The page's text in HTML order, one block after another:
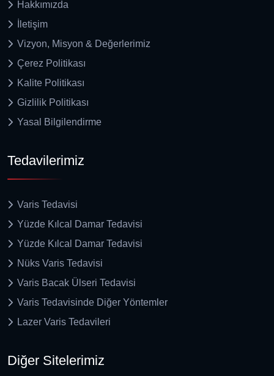
Hakkımızda
İletişim
Vizyon, Misyon & Değerlerimiz
Çerez Politikası
Kalite Politikası
Gizlilik Politikası
Yasal Bilgilendirme
Tedavilerimiz
Varis Tedavisi
Yüzde Kılcal Damar Tedavisi
Yüzde Kılcal Damar Tedavisi
Nüks Varis Tedavisi
Varis Bacak Ülseri Tedavisi
Varis Tedavisinde Diğer Yöntemler
Lazer Varis Tedavileri
Diğer Sitelerimiz